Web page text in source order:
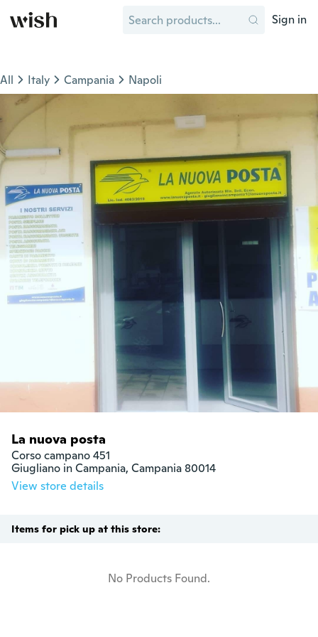
Sign in
All Italy Campania Napoli
La nuova posta
Corso campano 451
Giugliano in Campania, Campania 80014
View store details
Items for pick up at this store:
No Products Found.